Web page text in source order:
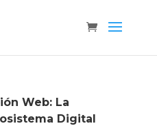
Web: La
Digital